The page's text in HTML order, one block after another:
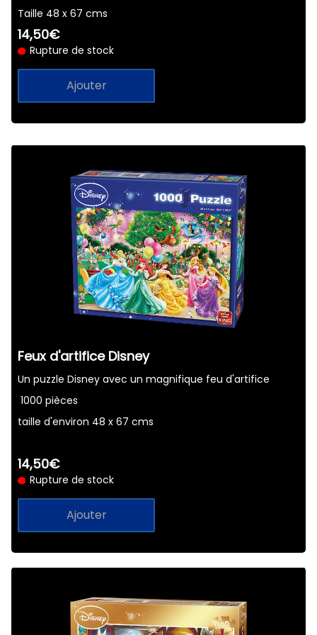
Taille 48 x 67 cms
14,50€
Rupture de stock
Ajouter
​Feux d'artifice Disney
Un puzzle Disney avec un magnifique feu d'artifice
1000 pièces
taille d'environ 48 x 67 cms
14,50€
Rupture de stock
Ajouter